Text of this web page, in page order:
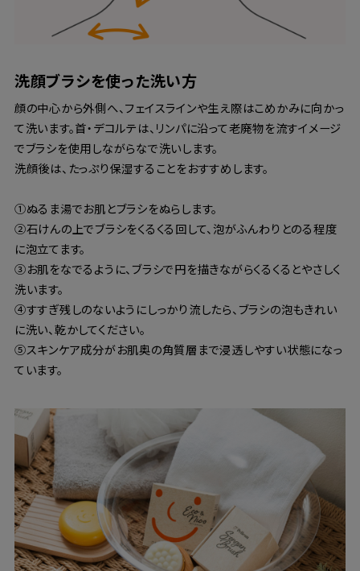
洗顔ブラシを使った洗い方
顔の中心から外側へ、フェイスラインや生え際はこめかみに向かっ
て洗います。首・デコルテは、リンパに沿って老廃物を流すイメージ
でブラシを使用しながらなで洗いします。
洗顔後は、たっぷり保湿することをおすすめします。
①ぬるま湯でお肌とブラシをぬらします。
②石けんの上でブラシをくるくる回して、泡がふんわりとのる程度
に泡立てます。
③お肌をなでるように、ブラシで円を描きながらくるくるとやさしく
洗います。
④すすぎ残しのないようにしっかり流したら、ブラシの泡もきれい
に洗い、乾かしてください。
⑤スキンケア成分がお肌奥の角質層まで浸透しやすい状態になっ
ています。